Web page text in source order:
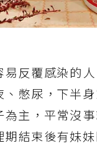
易反覆感染的
、憋尿，下半
為主，平常沒
結束後有妹